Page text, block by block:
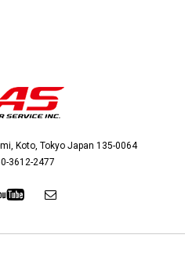
Koto, Tokyo Japan 135-0064
3612-2477